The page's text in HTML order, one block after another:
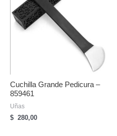
Cuchilla Grande Pedicura –
859461
Uñas
$ 280,00